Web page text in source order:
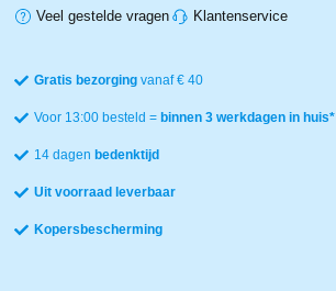
Veel gestelde vragen Klantenservice
Gratis bezorgingvanaf € 40
Voor 13:00 besteld = binnen 3 werkdagen in huis*
14 dagen bedenktijd
Uit voorraad leverbaar
Kopersbescherming